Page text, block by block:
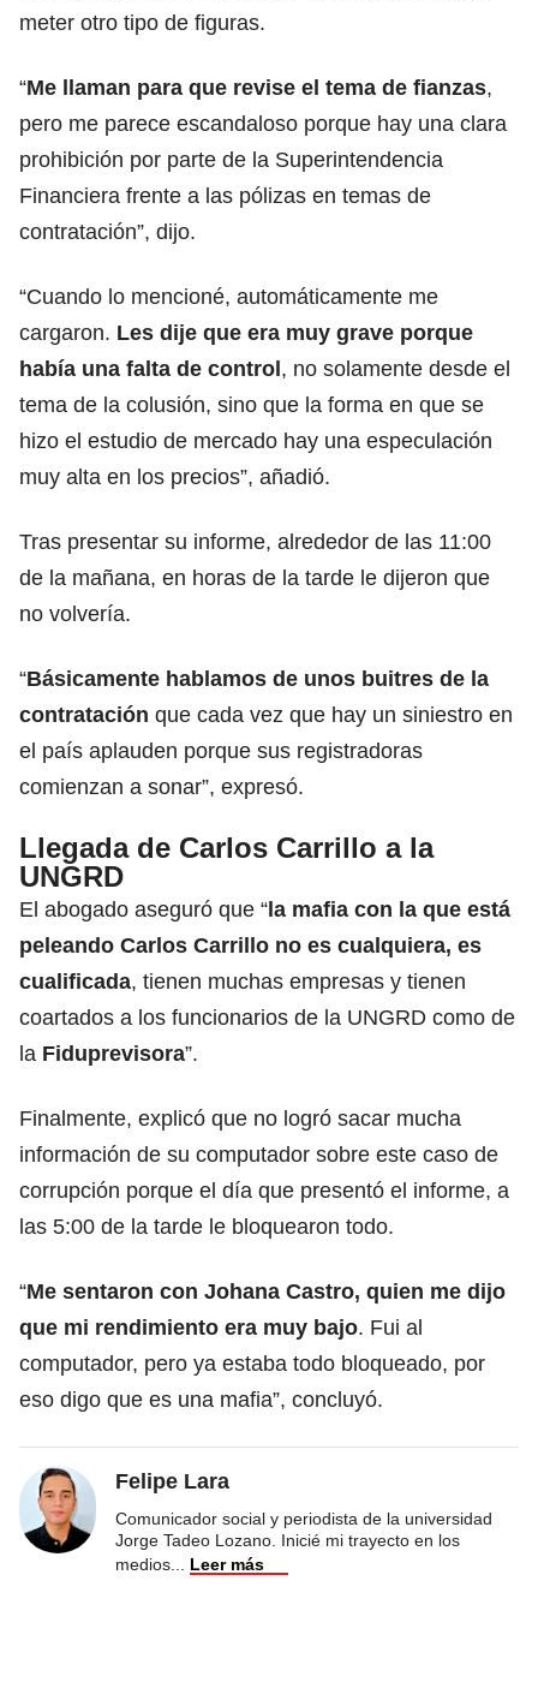
meter otro tipo de figuras.
“Me llaman para que revise el tema de fianzas,
pero me parece escandaloso porque hay una clara
prohibición por parte de la Superintendencia
Financiera frente a las pólizas en temas de
contratación”, dijo.
“Cuando lo mencioné, automáticamente me
cargaron. Les dije que era muy grave porque
había una falta de control, no solamente desde el
tema de la colusión, sino que la forma en que se
hizo el estudio de mercado hay una especulación
muy alta en los precios”, añadió.
Tras presentar su informe, alrededor de las 11:00
de la mañana, en horas de la tarde le dijeron que
no volvería.
“Básicamente hablamos de unos buitres de la
contratación que cada vez que hay un siniestro en
el país aplauden porque sus registradoras
comienzan a sonar”, expresó.
Llegada de Carlos Carrillo a la
UNGRD
El abogado aseguró que “la mafia con la que está
peleando Carlos Carrillo no es cualquiera, es
cualificada, tienen muchas empresas y tienen
coartados a los funcionarios de la UNGRD como de
la Fiduprevisora”.
Finalmente, explicó que no logró sacar mucha
información de su computador sobre este caso de
corrupción porque el día que presentó el informe, a
las 5:00 de la tarde le bloquearon todo.
“Me sentaron con Johana Castro, quien me dijo
que mi rendimiento era muy bajo. Fui al
computador, pero ya estaba todo bloqueado, por
eso digo que es una mafia”, concluyó.
Felipe Lara
Comunicador social y periodista de la universidad
Jorge Tadeo Lozano. Inicié mi trayecto en los
medios
Leer más